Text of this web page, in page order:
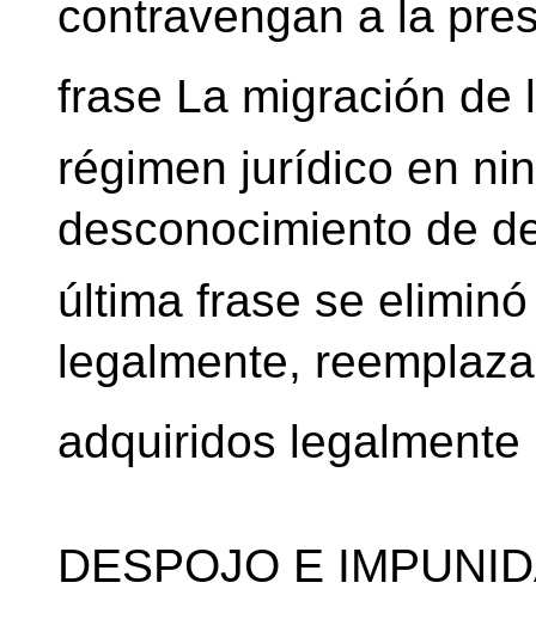
contravengan a la
frase La migración
régimen jurídico en
desconocimiento de
última frase se
legalmente,
adquiridos legalmente
DESPOJO E